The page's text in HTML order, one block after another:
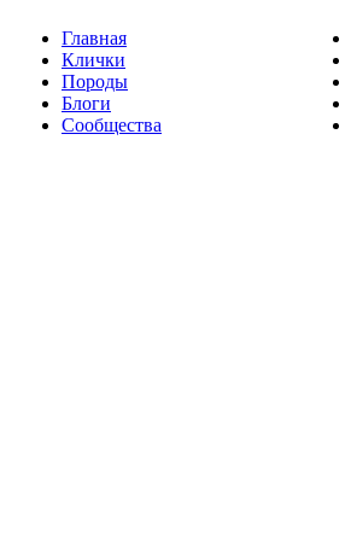
Главная
Клички
Породы
Блоги
Сообщества